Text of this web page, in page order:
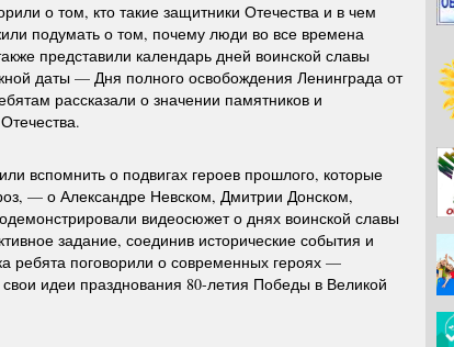
о том, кто такие защитники Отечества и в чем
подумать о том, почему люди во все времена
представили календарь дней воинской славы
даты — Дня полного освобождения Ленинграда от
рассказали о значении памятников и
вспомнить о подвигах героев прошлого, которые
— о Александре Невском, Дмитрии Донском,
видеосюжет о днях воинской славы
задание, соединив исторические события и
ребята поговорили о современных героях —
идеи празднования 80-летия Победы в Великой